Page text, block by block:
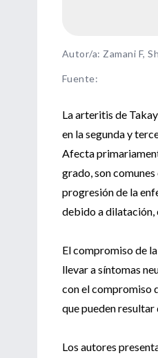
Autor/a: Zamani F,
Fuente:
La arteritis de
en la segunda y
Afecta
grado, son
progresión de la
debido a dilatación,
El compromiso de
llevar a síntomas
con el compromiso
que pueden resultar
Los autores